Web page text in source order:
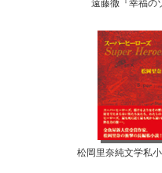
遠藤徹『幸福の
松岡里奈純文学私